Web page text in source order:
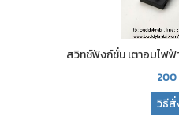
สวิทช์ฟังก์ชั่น เตาอบไฟฟ้
200
วิธี